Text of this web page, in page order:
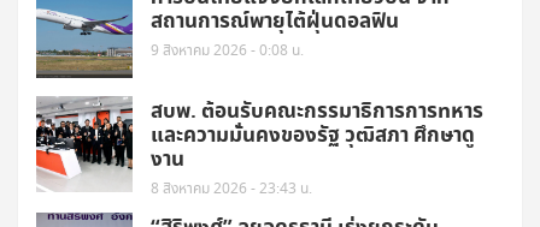
สถานการณ์พายุไต้ฝุ่นดอลฟิน
9 สิงหาคม 2026 - 0:08 น.
สบพ. ต้อนรับคณะกรรมาธิการการทหาร
และความมั่นคงของรัฐ วุฒิสภา ศึกษาดู
งาน
8 สิงหาคม 2026 - 23:43 น.